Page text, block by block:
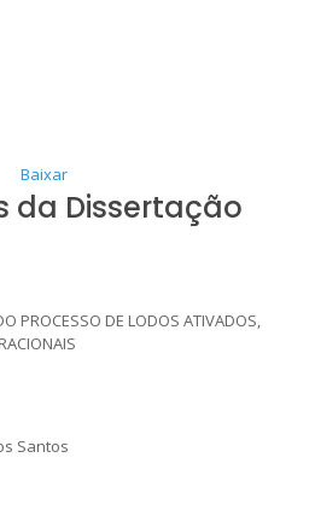
Baixar
da Dissertação
PROCESSO DE LODOS ATIVADOS,
Santos